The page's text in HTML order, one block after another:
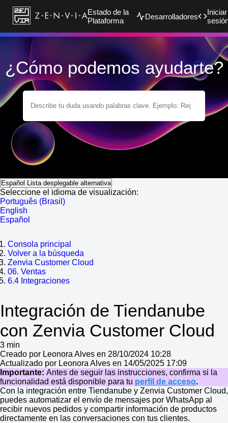
Estado de la
Plataforma
Desarrolladores
Iniciar
¿Cómo podemos ayudarte?
Español Lista desplegable alternativa
Seleccione el idioma de visualización:
Português (Brasil)
English
Español
Consola principal
Volver a la búsqueda
Zenvia Customer Cloud
06. Ventas
6.4 Integraciones
Integración de Tiendanube
con Zenvia Customer Cloud
3 min
Creado por Leonora Alves en 28/10/2024 10:28
Actualizado por Leonora Alves en 14/05/2025 17:09
Importante: Antes de seguir las instrucciones, confirma si la
funcionalidad está disponible para tu perfil de acceso.
Con la integración entre Tiendanube y Zenvia Customer Cloud,
puedes automatizar el envío de mensajes por WhatsApp al
recibir nuevos pedidos y compartir información de productos
directamente en las conversaciones con tus clientes.